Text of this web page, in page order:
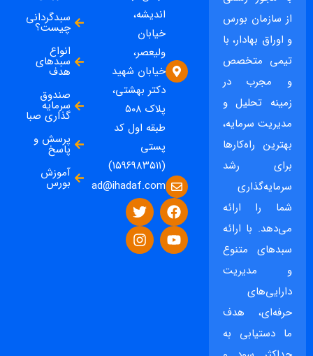
از سازمان بورس
و اوراق بهادار، با
تیمی متخصص
و مجرب در
زمینه تحلیل و
مدیریت سرمایه،
بهترین راه‌کارها
برای رشد
سرمایه‌گذاری
شما را ارائه
می‌دهد. با ارائه
سبدهای متنوع
و مدیریت
دارایی‌های
حرفه‌ای، هدف
ما دستیابی به
اندیشه،
خیابان
ولیعصر،
خیابان شهید
دکتر بهشتی،
پلاک ۵۰۸
طبقه اول کد
پستی
(۱۵۹۶۹۸۳۵۱۱)
ad@ihadaf.com
سبدگردانی
چیست؟
انواع
سبدهای
هدف
صندوق
سرمایه
گذاری صبا
پرسش و
پاسخ
آموزش
بورس